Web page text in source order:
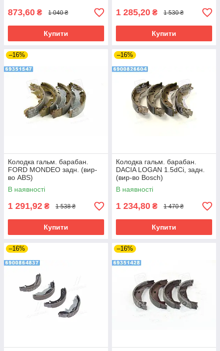
873,60 ₴ 1 040 ₴
Купити
1 285,20 ₴ 1 530 ₴
Купити
–16%
Колодка гальм. барабан.
FORD MONDEO задн. (вир-
во ABS)
В наявності
1 291,92 ₴ 1 538 ₴
Купити
–16%
Колодка гальм. барабан.
DACIA LOGAN 1.5dCi, задн.
(вир-во Bosch)
В наявності
1 234,80 ₴ 1 470 ₴
Купити
–16% –16%